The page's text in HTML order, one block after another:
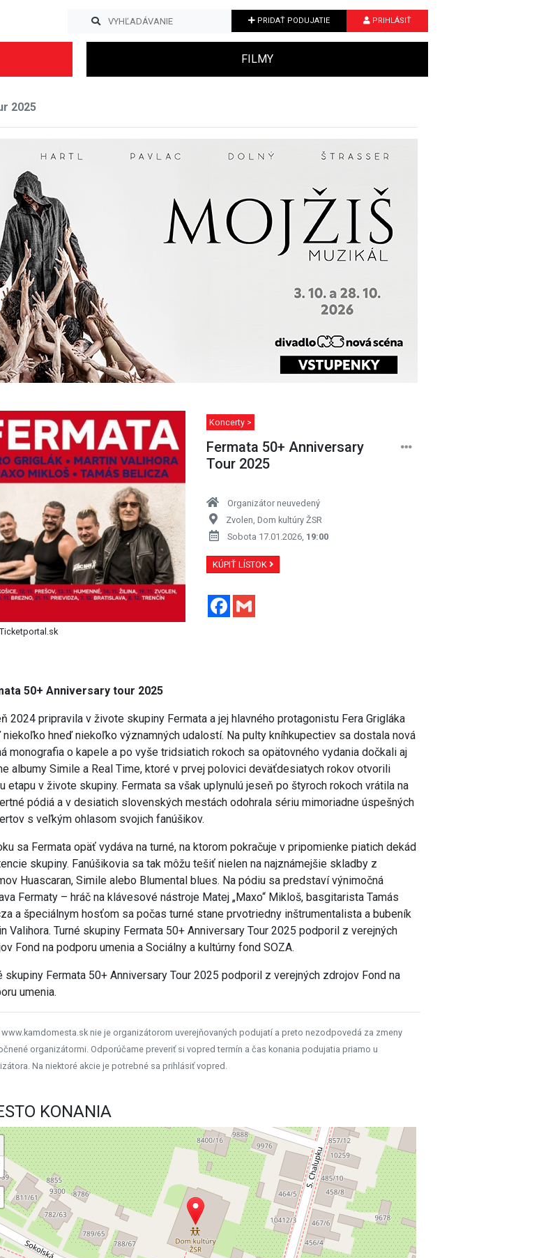
PRIDAŤ PODUJATIE PRIHLÁSIŤ
FILMY
2025
Koncerty >
Fermata 50+ Anniversary
Tour 2025
Organizátor neuvedený
Zvolen, Dom kultúry ŽSR
Sobota 17.01.2026, 19:00
KÚPIŤ LÍSTOK
Facebook
50+ Anniversary tour 2025
2024 pripravila v živote skupiny Fermata a jej hlavného protagonistu Fera Grigláka
niekoľko hneď niekoľko významných udalostí. Na pulty kníhkupectiev sa dostala nová
monografia o kapele a po vyše tridsiatich rokoch sa opätovného vydania dočkali aj
albumy Simile a Real Time, ktoré v prvej polovici deväťdesiatych rokov otvorili
etapu v živote skupiny. Fermata sa však uplynulú jeseň po štyroch rokoch vrátila na
pódiá a v desiatich slovenských mestách odohrala sériu mimoriadne úspešných
s veľkým ohlasom svojich fanúšikov.
sa Fermata opäť vydáva na turné, na ktorom pokračuje v pripomienke piatich dekád
skupiny. Fanúšikovia sa tak môžu tešiť nielen na najznámejšie skladby z
Huascaran, Simile alebo Blumental blues. Na pódiu sa predstaví výnimočná
Fermaty – hráč na klávesové nástroje Matej „Maxo“ Mikloš, basgitarista Tamás
a špeciálnym hosťom sa počas turné stane prvotriedny inštrumentalista a bubeník
Valihora. Turné skupiny Fermata 50+ Anniversary Tour 2025 podporil z verejných
Fond na podporu umenia a Sociálny a kultúrny fond SOZA.
skupiny Fermata 50+ Anniversary Tour 2025 podporil z verejných zdrojov Fond na
umenia.
www.kamdomesta.sk nie je organizátorom uverejňovaných podujatí a preto nezodpovedá za zmeny
organizátormi. Odporúčame preveriť si vopred termín a čas konania podujatia priamo u
Na niektoré akcie je potrebné sa prihlásiť vopred.
KONANIA